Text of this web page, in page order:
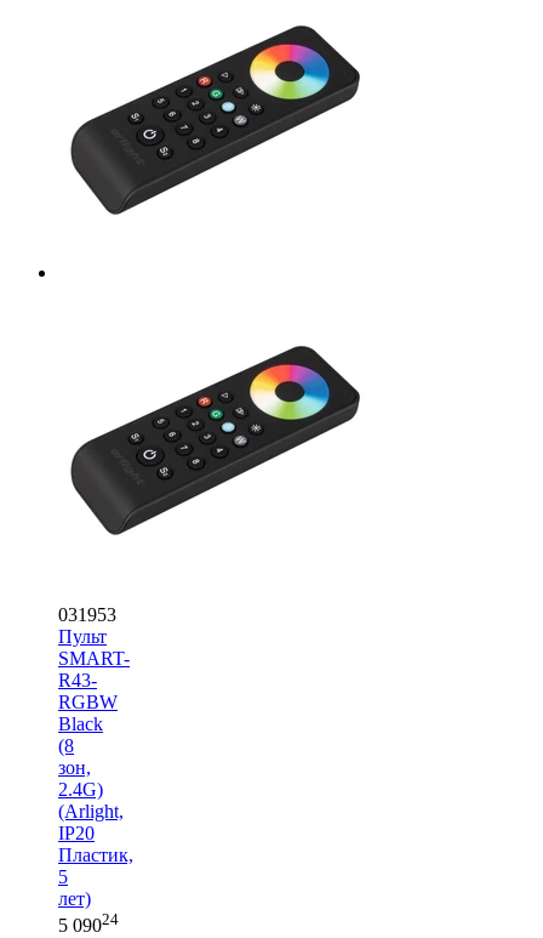
031953
Пульт
SMART-
R43-
RGBW
Black
(8
зон,
2.4G)
(Arlight,
IP20
Пластик,
5
лет)
5 09024